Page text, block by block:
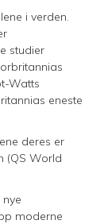
i verden.
studier
Watts
eneste
deres er
(QS World
moderne